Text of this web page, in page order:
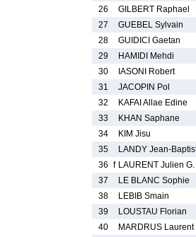
26
GILBERT Raphael
27
GUEBEL Sylvain
28
GUIDICI Gaetan
29
HAMIDI Mehdi
30
IASONI Robert
31
JACOPIN Pol
32
KAFAI Allae Edine
33
KHAN Saphane
34
KIM Jisu
35
LANDY Jean-
36 f LAURENT Julien G.
37
LE BLANC Sophie
38
LEBIB Smain
39
LOUSTAU Florian
40
MARDRUS Laurent